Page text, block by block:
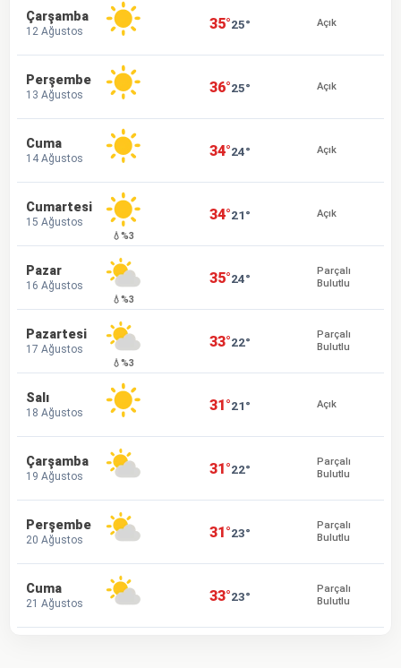
Çarşamba
12 Ağustos 35°25° Açık
Perşembe
13 Ağustos 36°25° Açık
Cuma
14 Ağustos 34°24° Açık
Cumartesi
15 Ağustos
💧%3
34°21° Açık
Pazar
16 Ağustos
💧%3
35°24°
Parçalı
Bulutlu
Pazartesi
17 Ağustos
💧%3
33°22°
Parçalı
Bulutlu
Salı
18 Ağustos 31°21° Açık
Çarşamba
19 Ağustos 31°22°
Parçalı
Bulutlu
Perşembe
20 Ağustos 31°23°
Parçalı
Bulutlu
Cuma
21 Ağustos 33°23°
Parçalı
Bulutlu